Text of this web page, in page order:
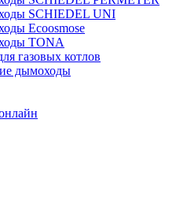
SCHIEDEL UNI
Ecoosmose
TONA
газовых котлов
дымоходы